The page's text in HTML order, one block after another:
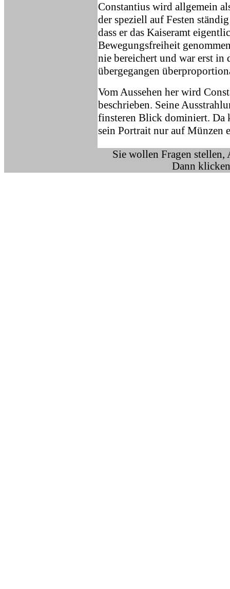
Constantius wird allgemein
der speziell auf Festen
dass er das Kaiseramt
Bewegungsfreiheit
nie bereichert und war erst in
übergegangen
Vom Aussehen her wird
beschrieben. Seine
finsteren Blick dominiert. Da
sein Portrait nur auf Münzen
Sie wollen Fragen stellen,
Dann